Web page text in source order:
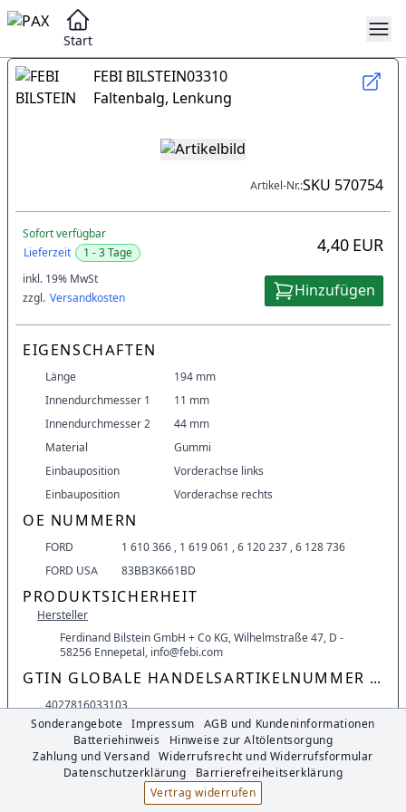
Start
FEBI BILSTEIN03310
Faltenbalg, Lenkung
Artikel-Nr.:SKU 570754
Sofort verfügbar
Lieferzeit
1 - 3 Tage 4,40 EUR
inkl. 19% MwSt
zzgl. Versandkosten Hinzufügen
EIGENSCHAFTEN
Länge
194 mm
Innendurchmesser 1
11 mm
Innendurchmesser 2
44 mm
Material
Gummi
Einbauposition
Vorderachse links
Einbauposition
Vorderachse rechts
OE NUMMERN
FORD 1 610 366 , 1 619 061 , 6 120 237 , 6 128 736
FORD USA
83BB3K661BD
PRODUKTSICHERHEIT
Hersteller
Ferdinand Bilstein GmbH + Co KG, Wilhelmstraße 47, D -
58256 Ennepetal, info@febi.com
GTIN GLOBALE HANDELSARTIKELNUMMER (EAN)
4027816033103
DOKUMENTE
Foto
03310_1.JPG
Sonderangebote Impressum
AGB und Kundeninformationen
Batteriehinweis
Hinweise zur Altölentsorgung
Zahlung und Versand
Widerrufsrecht und Widerrufsformular
Datenschutzerklärung
Barrierefreiheitserklärung
Vertrag widerrufen